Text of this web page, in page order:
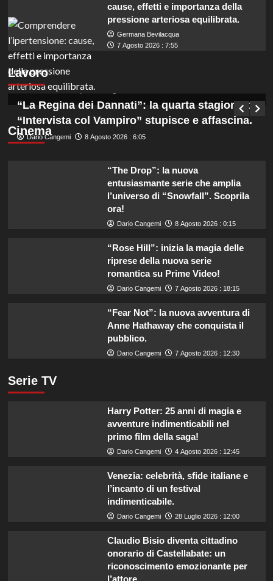
cause, effetti e importanza della
pressione arteriosa equilibrata.
Germana Bevilacqua
7 Agosto 2026 : 7:55
Lavoro
Marche: opportunità di lavoro per coadiutori
amministrativi con licenza media disponibile
subito!
Germana Bevilacqua
Cinema
“La Regina dei Dannati”: la quarta stagione di
“Intervista col Vampiro” stupisce e affascina.
Dario Cangemi 8 Agosto 2026 : 6:05
“The Drop”: la nuova
entusiasmante serie che amplia
l’universo di “Snowfall”. Scoprila
ora!
Dario Cangemi 8 Agosto 2026 : 0:15
“Rose Hill”: inizia la magia delle
riprese della nuova serie
romantica su Prime Video!
Dario Cangemi 7 Agosto 2026 : 18:15
“Fear Not”: la nuova avventura di
Anne Hathaway che conquista il
pubblico.
Dario Cangemi 7 Agosto 2026 : 12:30
Serie TV
Harry Potter: 25 anni di magia e
avventure indimenticabili nel
primo film della saga!
Dario Cangemi 4 Agosto 2026 : 12:45
Venezia: celebrità, sfide italiane e
l’incanto di un festival
indimenticabile.
Dario Cangemi 28 Luglio 2026 : 12:00
Claudio Bisio diventa cittadino
onorario di Castellabate: un
riconoscimento emozionante per
l’attore.